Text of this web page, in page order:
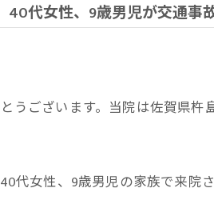
40代女性、9歳男児が交通事
うございます。当院は佐賀県
代女性、9歳男児の家族で来院さ